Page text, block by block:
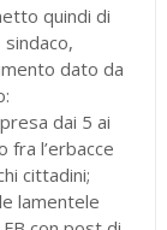
quindi di
dato da
dai 5 ai
fra l’erbacce
cittadini;
lamentele